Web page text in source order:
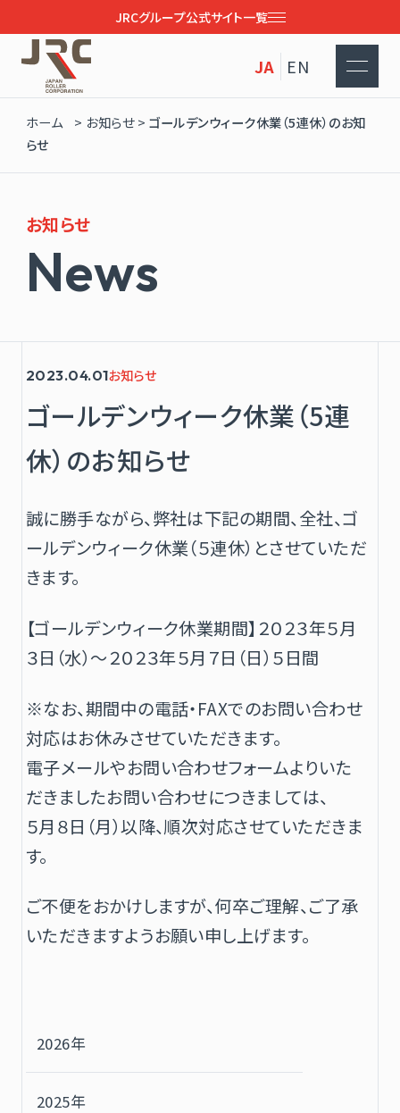
JRCグループ公式サイト一覧
EN
JA
ホーム > お知らせ> ゴールデンウィーク休業（5連休）のお知
らせ
お知らせ
News
2026年
2025年
2023.04.01お知らせ
ゴールデンウィーク休業（5連
休）のお知らせ
誠に勝手ながら、弊社は下記の期間、全社、ゴ
ールデンウィーク休業（５連休）とさせていただ
きます。
【ゴールデンウィーク休業期間】２０２３年５月
３日（水）〜２０２３年５月７日（日）５日間
※なお、期間中の電話・FAXでのお問い合わせ
対応はお休みさせていただきます。
電子メールやお問い合わせフォームよりいた
だきましたお問い合わせにつきましては、
５月８日（月）以降、順次対応させていただきま
す。
ご不便をおかけしますが、何卒ご理解、ご了承
いただきますようお願い申し上げます。